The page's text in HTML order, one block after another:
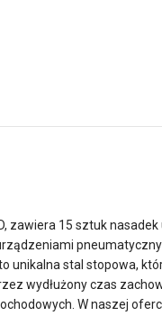
zawiera 15 sztuk
unikalna stal stopowa,
wydłużony czas
W naszej